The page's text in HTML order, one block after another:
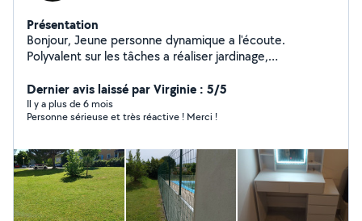
Présentation
Bonjour, Jeune personne dynamique a l'écoute.
Polyvalent sur les tâches a réaliser jardinage,
mécanique. Cordialement
Dernier avis laissé par Virginie : 5/5
Il y a plus de 6 mois
Personne sérieuse et très réactive ! Merci !